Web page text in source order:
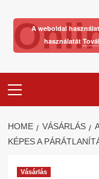
content
Menu
HOME VÁSÁRLÁS
KÉPES A
Vásárlás
A weboldal
használatát